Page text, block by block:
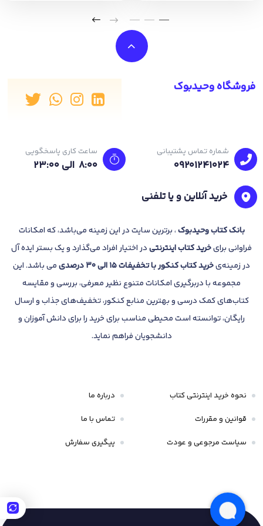
فروشگاه وحیدبوک
شماره تماس پشتیبانی
09201241024
ساعت کاری پاسخگویی
8:00 الی 23:۰۰
خرید آنلاین و یا تلفنی
بانککتاب وحیدبوک، برترین سایت در این زمینه می‌باشد، که امکانات
فراوانی برایخرید کتاباینترنتیدر اختیار افراد می‌گذارد و یک بستر ایده آل
در زمینه‌یخرید کتاب کنکور با تخفیفات 15 الی 30 درصدی
می باشد. این
مجموعه با دربرگیری امکانات متنوع نظیر معرفی، بررسی و مقایسه
کتاب‌های کمک درسی و بهترین منابع کنکور، تخفیف‌های جذاب و ارسال
رایگان، توانسته است محیطی مناسب برای خرید را برای دانش آموزان و
دانشجویان فراهم نماید.
نحوه خرید اینترنتی کتاب
قوانین و مقررات
سیاست مرجوعی و عودت
درباره ما
تماس با ما
پیگیری سفارش